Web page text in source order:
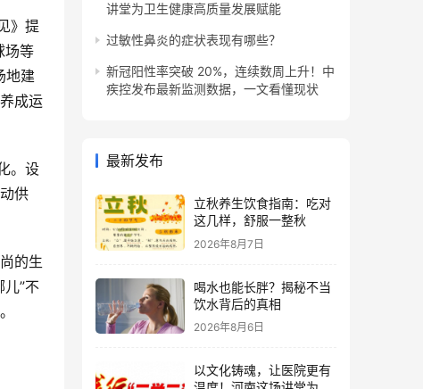
》提
场等
地建
成运
。设
供
的生
”不
讲堂为卫生健康高质量发展赋能
过敏性鼻炎的症状表现有哪些？
新冠阳性率突破 20%，连续数周上升！中
疾控发布最新监测数据，一文看懂现状
最新发布
立秋养生饮食指南：吃对
这几样，舒服一整秋
2026年8月7日
喝水也能长胖？揭秘不当
饮水背后的真相
2026年8月6日
以文化铸魂，让医院更有